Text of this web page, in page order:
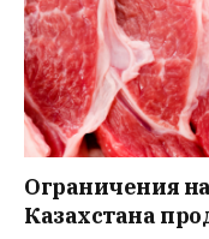
Ограничения
Казахстана